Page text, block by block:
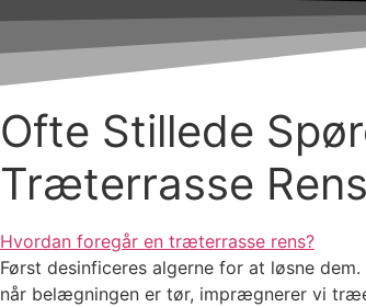
Ofte Stillede
Træterrasse Rens
Hvordan foregår en træterrasse rens?
Først desinficeres algerne for at løsne
når belægningen er tør, imprægnerer vi